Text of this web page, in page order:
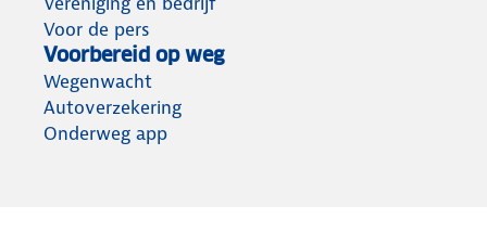
Voor de pers
Voorbereid op weg
Wegenwacht
Autoverzekering
Onderweg app